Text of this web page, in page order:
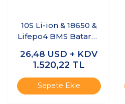
10S Li-ion & 18650 &
Lifepo4 BMS Batarya
Devresi
26,48 USD + KDV
1.520,22 TL
Sepete Ekle